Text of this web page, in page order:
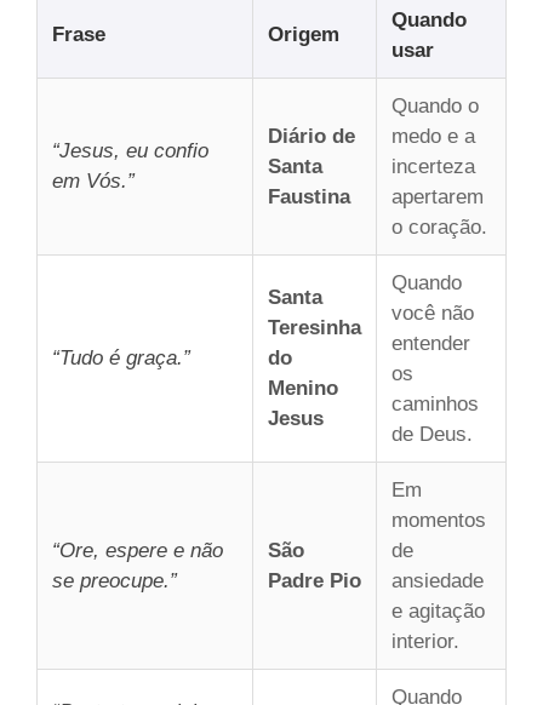
Frase Origem
Quando
usar
“Jesus, eu confio
em Vós.”
Diário de
Santa
Faustina
Quando o
medo e a
incerteza
apertarem
o coração.
“Tudo é graça.”
Santa
Teresinha
do
Menino
Jesus
Quando
você não
entender
os
caminhos
de Deus.
“Ore, espere e não
se preocupe.”
São
Padre Pio
Em
momentos
de
ansiedade
e agitação
interior.
Quando